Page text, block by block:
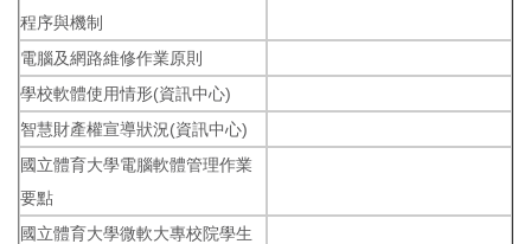
程序與機制
電腦及網路維修作業原則
學校軟體使用情形(資訊中心)
智慧財產權宣導狀況(資訊中心)
國立體育大學電腦軟體管理作業
要點
國立體育大學微軟大專校院學生